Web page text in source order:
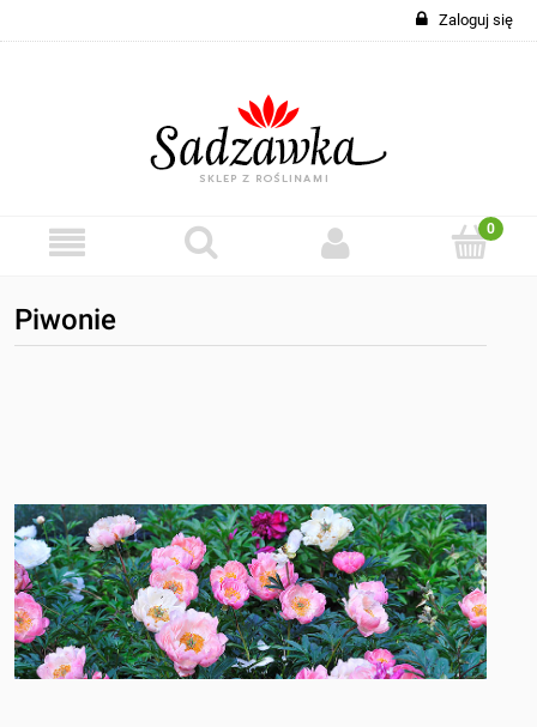
Zaloguj się
Piwonie